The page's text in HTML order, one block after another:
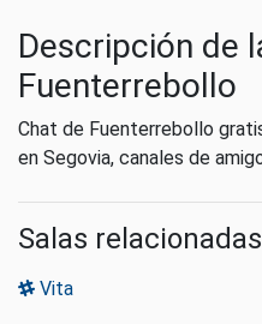
Descripción de
Fuenterrebollo
Chat de Fuenterrebollo
en Segovia, canales de
Salas
Vita